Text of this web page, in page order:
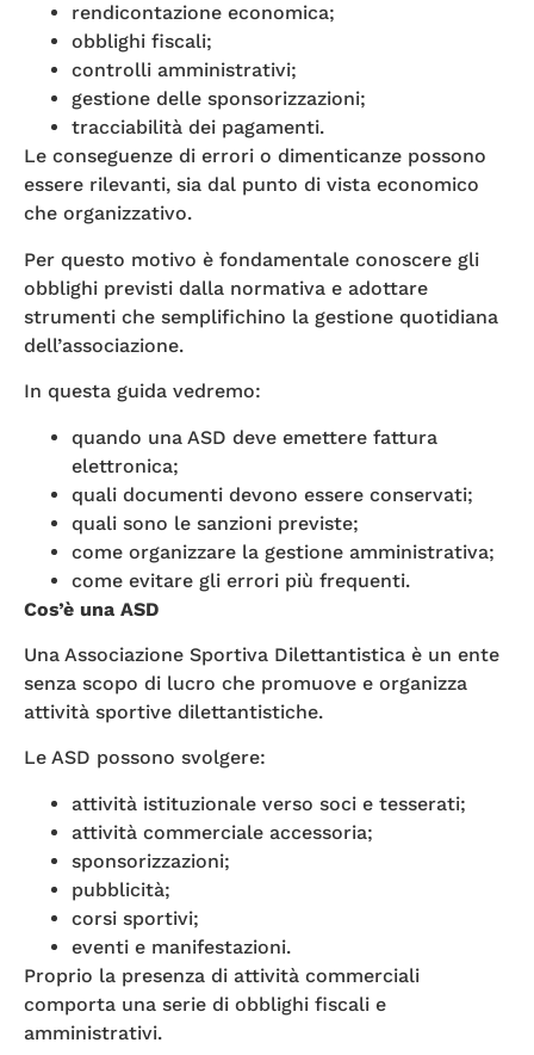
rendicontazione economica;
obblighi fiscali;
controlli amministrativi;
gestione delle sponsorizzazioni;
tracciabilità dei pagamenti.
Le conseguenze di errori o dimenticanze possono
essere rilevanti, sia dal punto di vista economico
che organizzativo.
Per questo motivo è fondamentale conoscere gli
obblighi previsti dalla normativa e adottare
strumenti che semplifichino la gestione quotidiana
dell’associazione.
In questa guida vedremo:
quando una ASD deve emettere fattura
elettronica;
quali documenti devono essere conservati;
quali sono le sanzioni previste;
come organizzare la gestione amministrativa;
come evitare gli errori più frequenti.
Cos’è una ASD
Una Associazione Sportiva Dilettantistica è un ente
senza scopo di lucro che promuove e organizza
attività sportive dilettantistiche.
Le ASD possono svolgere:
attività istituzionale verso soci e tesserati;
attività commerciale accessoria;
sponsorizzazioni;
pubblicità;
corsi sportivi;
eventi e manifestazioni.
Proprio la presenza di attività commerciali
comporta una serie di obblighi fiscali e
amministrativi.